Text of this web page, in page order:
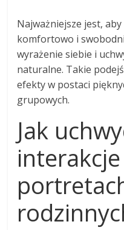
Najważniejsze jest,
komfortowo i
wyrażenie siebie i
naturalne. Takie
efekty w postaci
grupowych.
Jak